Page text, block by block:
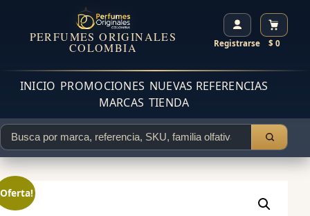
PERFUMES ORIGINALES
COLOMBIA Registrarse $ 0
INICIO PROMOCIONES NUEVAS REFERENCIAS
MARCAS TIENDA